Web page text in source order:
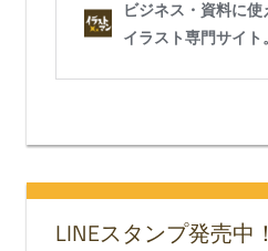
LINEスタンプ発売中！